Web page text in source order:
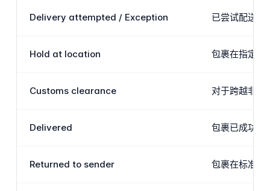
Delivery attempted / Exception 已尝试配送但
Hold at location 包裹在指定的
Customs clearance 对于跨越非
Delivered 包裹已成功配
Returned to sender 包裹在标准尝